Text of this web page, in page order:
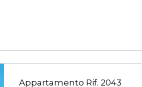
Appartamento Rif. 2043